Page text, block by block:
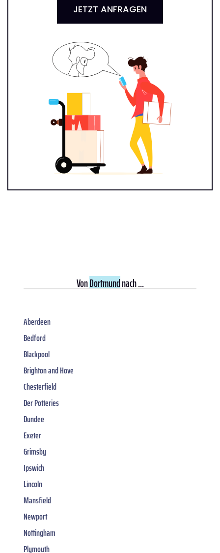
JETZT ANFRAGEN
VonDortmundnach ...
Aberdeen
Bedford
Blackpool
Brighton and Hove
Chesterfield
Der Potteries
Dundee
Exeter
Grimsby
Ipswich
Lincoln
Mansfield
Newport
Nottingham
Plymouth